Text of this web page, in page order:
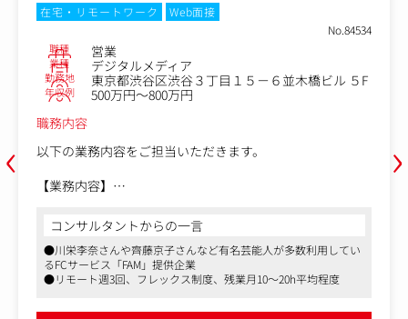
‹
在宅・リモートワーク
Web面接
No.84534
職種 営業
業種 デジタルメディア
勤務地 東京都渋谷区渋谷３丁目１５－６並木橋ビル ５F
年収例
500万円～800万円
職務内容
以下の業務内容をご担当いただきます。
【業務内容】
ーティスト・タレントや芸能事務所・音楽レーベル等への
提案活動
・新規顧客の開拓および既存顧客のリレーション構築
・サービス提供開始に向けたディレクション
・施策の企画立案と実行、ユーザーの反応分析
コンサルタントからの一言
●川栄李奈さんや齊藤京子さんなど有名芸能人が多数利用してい
るFCサービス「FAM」提供企業
●リモート週3回、フレックス制度、残業月10～20h平均程度
›